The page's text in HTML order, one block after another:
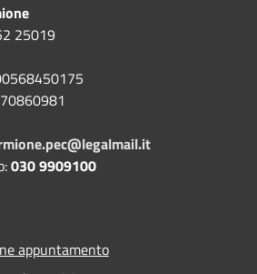
25019
030 9909100
appuntamento